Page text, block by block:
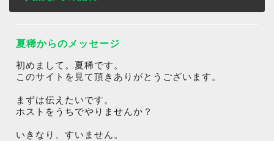
夏稀からのメッセージ
初めまして。夏稀です。
このサイトを見て頂きありがとうございます。
まずは伝えたいです。
ホストをうちでやりませんか？
いきなり、すいません。